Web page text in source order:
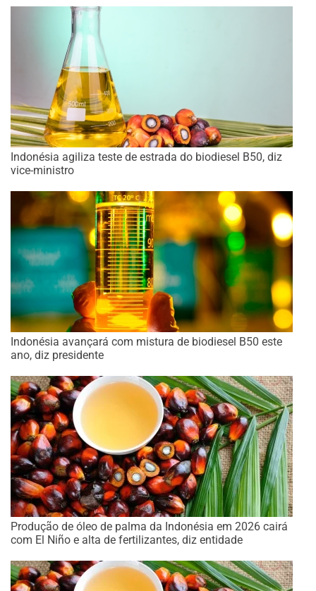
Indonésia agiliza teste de estrada do biodiesel B50, diz
vice-ministro
Indonésia avançará com mistura de biodiesel B50 este
ano, diz presidente
Produção de óleo de palma da Indonésia em 2026 cairá
com El Niño e alta de fertilizantes, diz entidade